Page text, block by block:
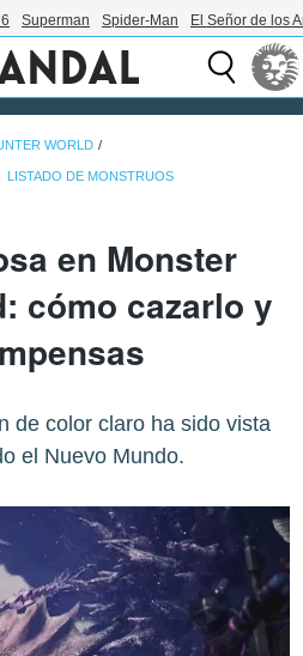
Superman Spider-Man El Señor de los
WORLD
LISTADO DE MONSTRUOS
en Monster
cómo cazarlo y
de color claro ha sido vista
el Nuevo Mundo.